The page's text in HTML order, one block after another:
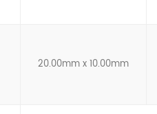
20.00mm x 10.00mm